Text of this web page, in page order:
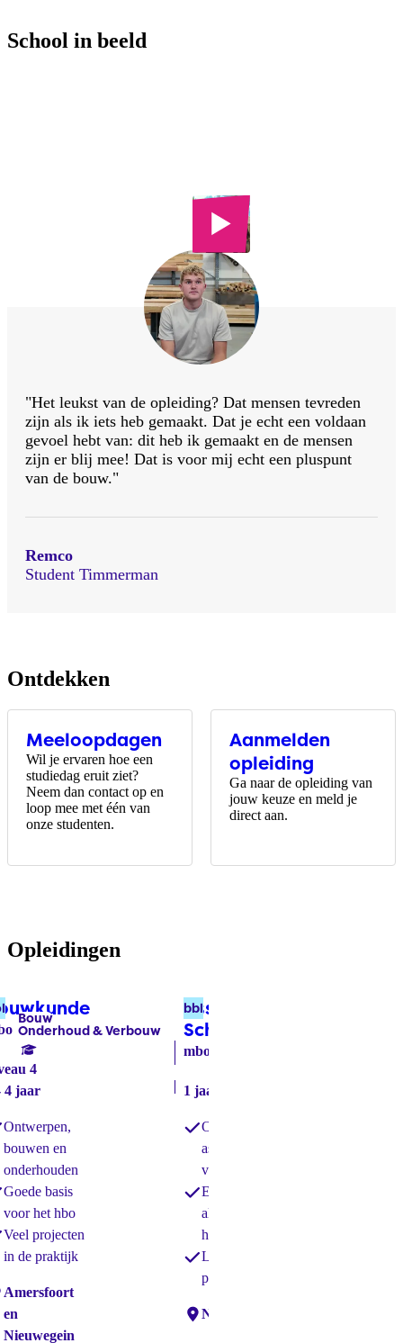
School in beeld
"Het leukst van de opleiding? Dat mensen tevreden
zijn als ik iets heb gemaakt. Dat je echt een voldaan
gevoel hebt van: dit heb ik gemaakt en de mensen
zijn er blij mee! Dat is voor mij echt een pluspunt
van de bouw."
Remco
Student Timmerman
Ontdekken
Meeloopdagen
Wil je ervaren hoe een
studiedag eruit ziet?
Neem dan contact op en
loop mee met één van
onze studenten.
Aanmelden
opleiding
Ga naar de opleiding van
jouw keuze en meld je
direct aan.
Opleidingen
4
4 jaar
Ontwerpen,
bouwen en
onderhouden
Goede basis
voor het hbo
Veel projecten
in de praktijk
Amersfoort
en
Nieuwegein
Assistent
Schilderen
mbo
1 jaar
bbl
Opgeleid als
assistent
vakman/vakvrouw
Extra begeleiding
als je dat nodig
hebt
Leren in de
praktijk
Locaties:
Nieuwegein
Labels:
Bouw
Onderhoud & Verbouw